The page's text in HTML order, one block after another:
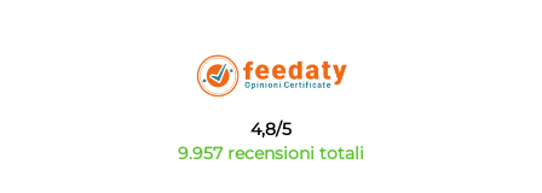
4,8/5
9.957 recensioni totali